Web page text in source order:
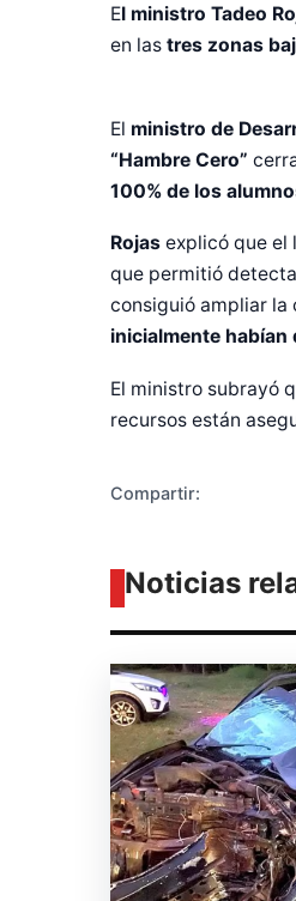
El ministro Tadeo
en las tres zonas
El ministro de
“Hambre Cero”
100% de los
Rojas explicó que el
que permitió
consiguió ampliar la
inicialmente habían
El ministro subrayó
recursos están
Compartir:
Noticias